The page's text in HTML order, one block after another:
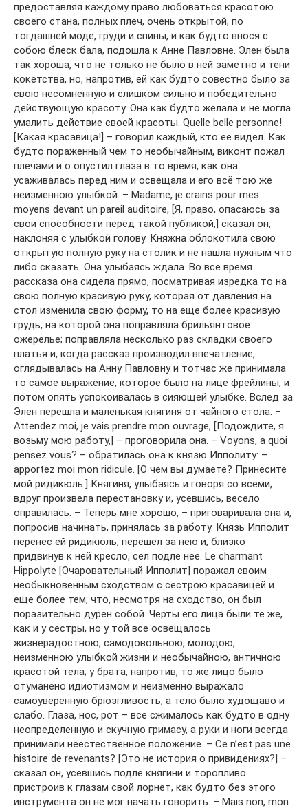
предоставляя каждому право любоваться красотою
своего стана, полных плеч, очень открытой, по
тогдашней моде, груди и спины, и как будто внося с
собою блеск бала, подошла к Анне Павловне. Элен была
так хороша, что не только не было в ней заметно и тени
кокетства, но, напротив, ей как будто совестно было за
свою несомненную и слишком сильно и победительно
действующую красоту. Она как будто желала и не могла
умалить действие своей красоты. Quelle belle personne!
[Какая красавица!] – говорил каждый, кто ее видел. Как
будто пораженный чем то необычайным, виконт пожал
плечами и о опустил глаза в то время, как она
усаживалась перед ним и освещала и его всё тою же
неизменною улыбкой. – Madame, je crains pour mes
moyens devant un pareil auditoire, [Я, право, опасаюсь за
свои способности перед такой публикой,] сказал он,
наклоняя с улыбкой голову. Княжна облокотила свою
открытую полную руку на столик и не нашла нужным что
либо сказать. Она улыбаясь ждала. Во все время
рассказа она сидела прямо, посматривая изредка то на
свою полную красивую руку, которая от давления на
стол изменила свою форму, то на еще более красивую
грудь, на которой она поправляла брильянтовое
ожерелье; поправляла несколько раз складки своего
платья и, когда рассказ производил впечатление,
оглядывалась на Анну Павловну и тотчас же принимала
то самое выражение, которое было на лице фрейлины, и
потом опять успокоивалась в сияющей улыбке. Вслед за
Элен перешла и маленькая княгиня от чайного стола. –
Attendez moi, je vais prendre mon ouvrage, [Подождите, я
возьму мою работу,] – проговорила она. – Voyons, a quoi
pensez vous? – обратилась она к князю Ипполиту: –
apportez moi mon ridicule. [О чем вы думаете? Принесите
мой ридикюль.] Княгиня, улыбаясь и говоря со всеми,
вдруг произвела перестановку и, усевшись, весело
оправилась. – Теперь мне хорошо, – приговаривала она и,
попросив начинать, принялась за работу. Князь Ипполит
перенес ей ридикюль, перешел за нею и, близко
придвинув к ней кресло, сел подле нее. Le charmant
Hippolyte [Очаровательный Ипполит] поражал своим
необыкновенным сходством с сестрою красавицей и
еще более тем, что, несмотря на сходство, он был
поразительно дурен собой. Черты его лица были те же,
как и у сестры, но у той все освещалось
жизнерадостною, самодовольною, молодою,
неизменною улыбкой жизни и необычайною, античною
красотой тела; у брата, напротив, то же лицо было
отуманено идиотизмом и неизменно выражало
самоуверенную брюзгливость, а тело было худощаво и
слабо. Глаза, нос, рот – все сжималось как будто в одну
неопределенную и скучную гримасу, а руки и ноги всегда
принимали неестественное положение. – Ce n’est pas une
histoire de revenants? [Это не история о привидениях?] –
сказал он, усевшись подле княгини и торопливо
пристроив к глазам свой лорнет, как будто без этого
инструмента он не мог начать говорить. – Mais non, mon